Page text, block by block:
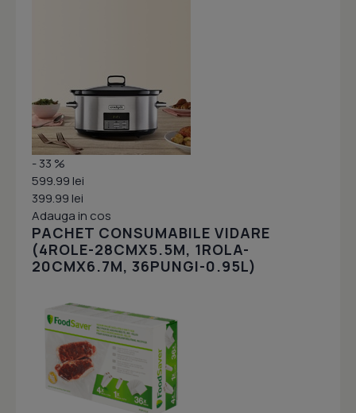
- 33 %
599.99 lei
399.99 lei
Adauga in cos
PACHET CONSUMABILE VIDARE
(4ROLE-28CMX5.5M, 1ROLA-
20CMX6.7M, 36PUNGI-0.95L)